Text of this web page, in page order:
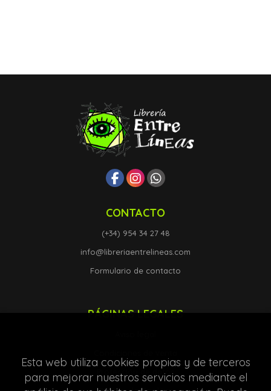
CONTACTO
(+34) 954 34 27 48
info@libreriaentrelineas.com
Formulario de contacto
PÁGINAS LEGALES
Protección de datos
Esta web utiliza cookies propias y de terceros
para mejorar nuestros servicios mediante el